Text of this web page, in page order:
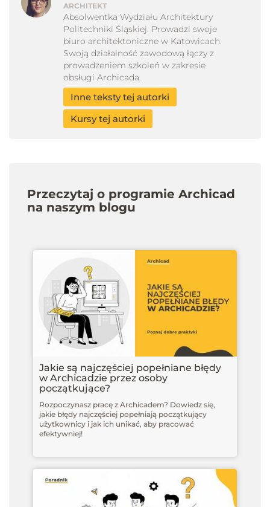
ARCHITEKT
Absolwentka Wydziału Architektury
Politechniki Śląskiej. Prowadzi swoje
biuro architektoniczne w Katowicach.
Swoją działalność zawodową łączy z
prowadzeniem szkoleń w zakresie
obsługi Archicada.
Inne teksty tej autorki
Kursy tej autorki
Przeczytaj o programie Archicad
na naszym blogu
Jakie są najczęściej popełniane błędy
w Archicadzie przez osoby
początkujące?
Rozpoczynasz pracę z Archicadem? Dowiedz się,
jakie błędy najczęściej popełniają początkujący
użytkownicy i jak ich unikać, aby pracować
efektywniej!